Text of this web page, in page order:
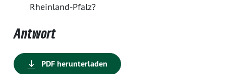
Rheinland-Pfalz?
Antwort
PDF herunterladen